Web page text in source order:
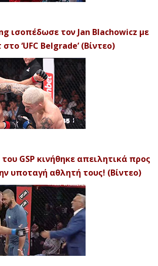
ισοπέδωσε τον Jan Blachowicz με
‘UFC Belgrade’ (Βίντεο)
GSP κινήθηκε απειλητικά προς
υποταγή αθλητή τους! (Βίντεο)